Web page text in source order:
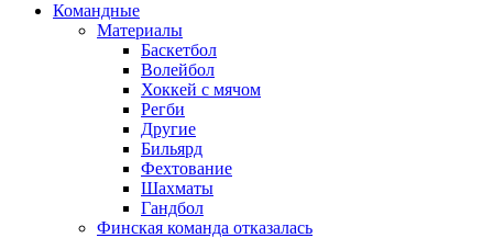
Командные
Материалы
Баскетбол
Волейбол
Хоккей с мячом
Регби
Другие
Бильярд
Фехтование
Шахматы
Гандбол
Финская команда отказалась